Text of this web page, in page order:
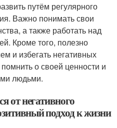
путём регулярного
Важно понимать свои
а также работать над
Кроме того, полезно
и избегать негативных
о своей ценности и
людьми.
от негативного
подход к жизни